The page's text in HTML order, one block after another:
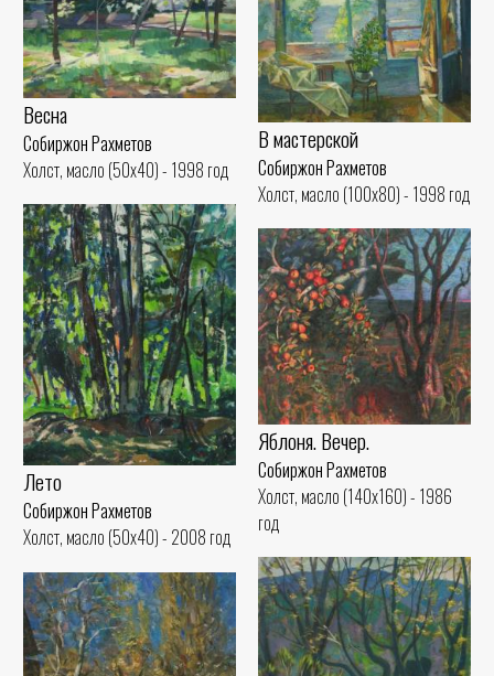
Весна
Собиржон Рахметов
Холст, масло (50x40) - 1998 год
В мастерской
Собиржон Рахметов
Холст, масло (100x80) - 1998 год
Лето
Собиржон Рахметов
Холст, масло (50x40) - 2008 год
Яблоня. Вечер.
Собиржон Рахметов
Холст, масло (140x160) - 1986
год